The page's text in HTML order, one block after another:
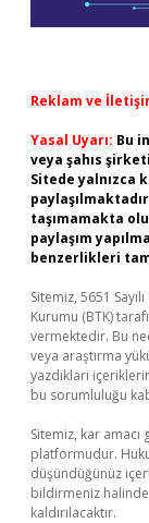
Reklam ve
Yasal Uyarı: Bu
veya şahıs
Sitede yalnızca
taşımamakta
paylaşım
benzerlikleri
Sitemiz, 5651
Kurumu (BTK)
vermektedir. Bu
veya araştırma
yazdıkları
bu sorumluluğu
Sitemiz, kar
platformudur.
düşündüğünüz
bildirmeniz
kaldırılacaktır.